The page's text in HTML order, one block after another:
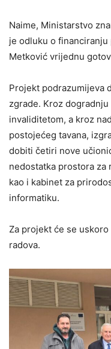
Naime, Ministarstvo
je odluku o
Metković vrijednu
Projekt podrazumijeva
zgrade. Kroz
invaliditetom, a kroz
postojećeg tavana,
dobiti četiri nove
nedostatka prostora
kao i kabinet za
informatiku.
Za projekt će se
radova.